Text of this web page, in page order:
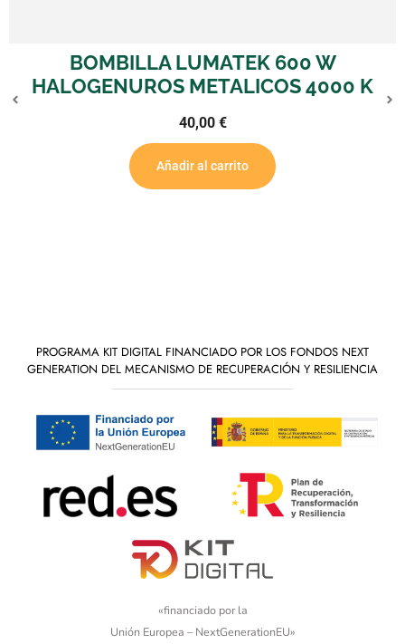
BOMBILLA LUMATEK 600 W
HALOGENUROS METALICOS 4000 K
40,00 €
Añadir al carrito
PROGRAMA KIT DIGITAL FINANCIADO POR LOS FONDOS NEXT
GENERATION DEL MECANISMO DE RECUPERACIÓN Y RESILIENCIA
«financiado por la
Unión Europea – NextGenerationEU»